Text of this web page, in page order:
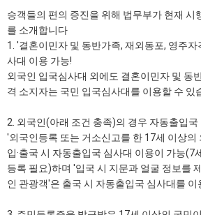
승객들의 편의 증진을 위해 법무부가 현재 시
를 소개합니다
1. '결혼이민자 및 동반가족, 재외동포, 영주
사대 이용 가능!
외국인 입국심사대 외에도 결혼이민자 및 동
격 소지자는 국민 입국심사대를 이용할 수 있
2. 외국인(아래 조건 충족)의 경우 자동출입국
'외국인등록 또는 거소신고를 한 17세 이상의
입·출국 시 자동출입국 심사대 이용이 가능(7
등록 필요)하며 '입국 시 지문과 얼굴 정보를
인 관광객'은 출국 시 자동출입국 심사대를 이